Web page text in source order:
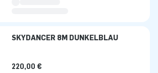
SKYDANCER 8M DUNKELBLAU
220,00 €